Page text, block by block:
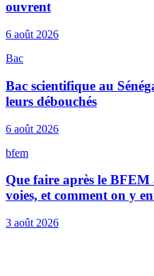
ouvrent
6 août 2026
Bac
Bac scientifique au
leurs débouchés
6 août 2026
bfem
Que faire après le BFEM
voies, et comment on y
3 août 2026